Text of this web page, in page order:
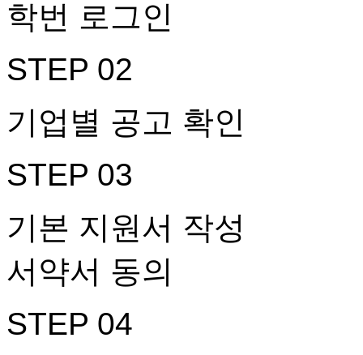
학번 로그인
STEP 02
기업별 공고 확인
STEP 03
기본 지원서 작성
서약서 동의
STEP 04